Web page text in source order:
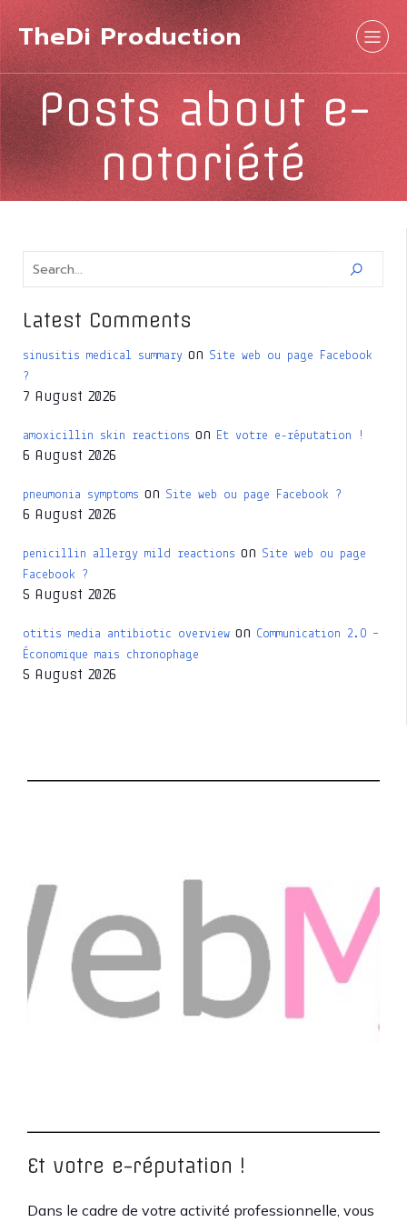
TheDi Production
Posts about e-
notoriété
Latest Comments
sinusitis medical summary on Site web ou page Facebook
?
7 August 2026
amoxicillin skin reactions on Et votre e-réputation !
6 August 2026
pneumonia symptoms on Site web ou page Facebook ?
6 August 2026
penicillin allergy mild reactions on Site web ou page
Facebook ?
5 August 2026
otitis media antibiotic overview on Communication 2.0 –
Économique mais chronophage
5 August 2026
Et votre e-réputation !
Dans le cadre de votre activité professionnelle, vous